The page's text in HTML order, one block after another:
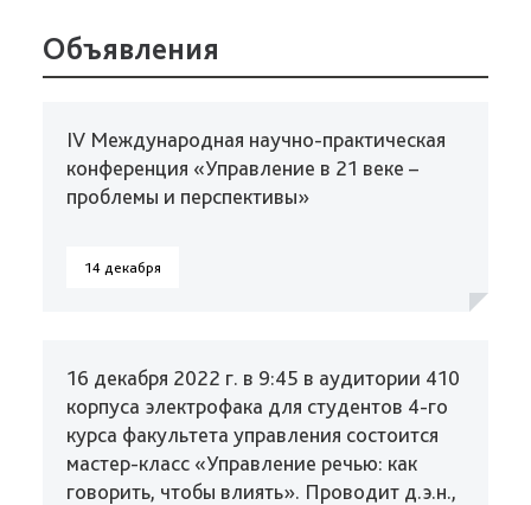
Объявления
IV Международная научно-практическая
конференция «Управление в 21 веке –
проблемы и перспективы»
14 декабря
16 декабря 2022 г. в 9:45 в аудитории 410
корпуса электрофака для студентов 4-го
курса факультета управления состоится
мастер-класс «Управление речью: как
говорить, чтобы влиять». Проводит д.э.н.,